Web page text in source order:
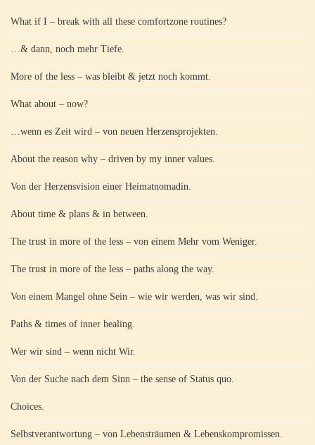
What if I – break with all these comfortzone routines?
…& dann, noch mehr Tiefe.
More of the less – was bleibt & jetzt noch kommt.
What about – now?
…wenn es Zeit wird – von neuen Herzensprojekten.
About the reason why – driven by my inner values.
Von der Herzensvision einer Heimatnomadin.
About time & plans & in between.
The trust in more of the less – von einem Mehr vom Weniger.
The trust in more of the less – paths along the way.
Von einem Mangel ohne Sein – wie wir werden, was wir sind.
Paths & times of inner healing.
Wer wir sind – wenn nicht Wir.
Von der Suche nach dem Sinn – the sense of Status quo.
Choices.
Selbstverantwortung – von Lebensträumen & Lebenskompromissen.